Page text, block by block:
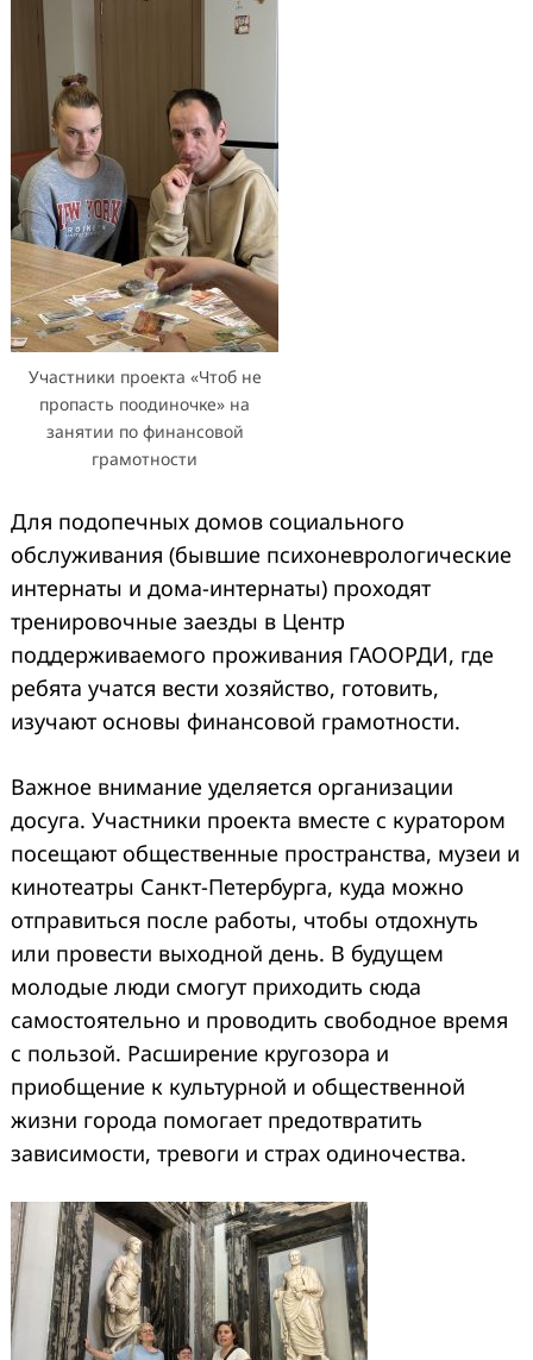
Участники проекта «Чтоб не
пропасть поодиночке» на
занятии по финансовой
грамотности
Для подопечных домов социального
обслуживания (бывшие психоневрологические
интернаты и дома-интернаты) проходят
тренировочные заезды в Центр
поддерживаемого проживания ГАООРДИ, где
ребята учатся вести хозяйство, готовить,
изучают основы финансовой грамотности.
Важное внимание уделяется организации
досуга. Участники проекта вместе с куратором
посещают общественные пространства, музеи и
кинотеатры Санкт-Петербурга, куда можно
отправиться после работы, чтобы отдохнуть
или провести выходной день. В будущем
молодые люди смогут приходить сюда
самостоятельно и проводить свободное время
с пользой. Расширение кругозора и
приобщение к культурной и общественной
жизни города помогает предотвратить
зависимости, тревоги и страх одиночества.